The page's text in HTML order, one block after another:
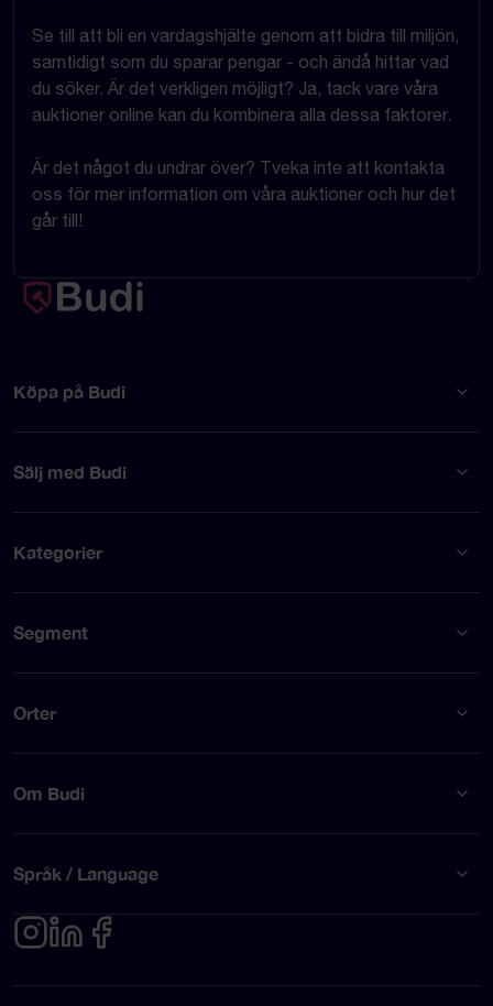
Se till att bli en vardagshjälte genom att bidra till miljön,
samtidigt som du sparar pengar - och ändå hittar vad
du söker. Är det verkligen möjligt? Ja, tack vare våra
auktioner online kan du kombinera alla dessa faktorer.
Är det något du undrar över? Tveka inte att kontakta
oss för mer information om våra auktioner och hur det
går till!
Köpa på Budi
Sälj med Budi
Kategorier
Segment
Orter
Om Budi
Språk / Language